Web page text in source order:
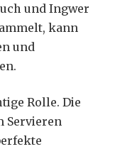
und Ingwer
kann
und
Rolle. Die
Servieren